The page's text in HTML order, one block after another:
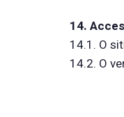
14.
14.1. O
14.2. O